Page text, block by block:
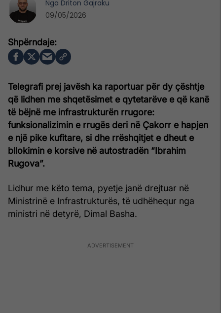
Telegrafi prej javësh ka raportuar për dy çështje
që lidhen me shqetësimet e qytetarëve e që kanë
të bëjnë me infrastrukturën rrugore:
funksionalizimin e rrugës deri në Çakorr e hapjen
e një pike kufitare, si dhe rrëshqitjet e dheut e
bllokimin e korsive në autostradën “Ibrahim
Rugova”.
Lidhur me këto tema, pyetje janë drejtuar në
Ministrinë e Infrastrukturës, të udhëhequr nga
ministri në detyrë, Dimal Basha.
Nga Driton Gajraku
09/05/2026